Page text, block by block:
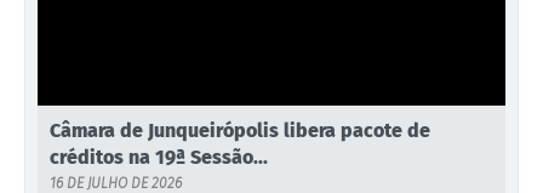
Câmara de Junqueirópolis libera pacote de
créditos na 19ª Sessão...
16 DE JULHO DE 2026